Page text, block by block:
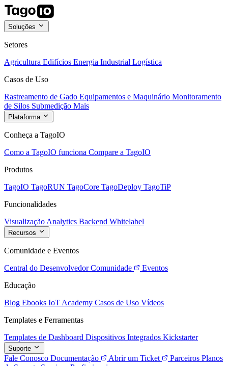
Soluções
Setores
Agricultura Edifícios Energia Industrial Logística
Casos de Uso
Rastreamento de Gado Equipamentos e Maquinário Monitoramento
de Silos Submedição Mais
Plataforma
Conheça a TagoIO
Como a TagoIO funciona Compare a TagoIO
Produtos
TagoIO TagoRUN TagoCore TagoDeploy TagoTiP
Funcionalidades
Visualização Analytics Backend Whitelabel
Recursos
Comunidade e Eventos
Central do Desenvolvedor Comunidade
Eventos
Educação
Blog Ebooks IoT Academy Casos de Uso Vídeos
Templates e Ferramentas
Templates de Dashboard Dispositivos Integrados Kickstarter
Suporte
Fale Conosco Documentação Abrir um Ticket Parceiros Planos